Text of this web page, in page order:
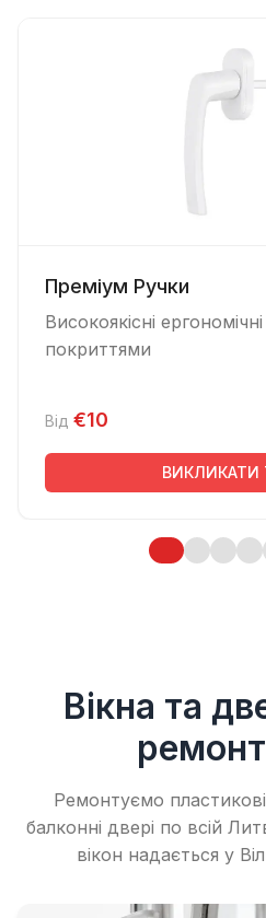
Преміум Ручки
Високоякісні
покриттями
Від €10
ВИКЛИКАТИ
Вікна та
Ремонтуємо пластикові
балконні двері по всій
вікон надається у